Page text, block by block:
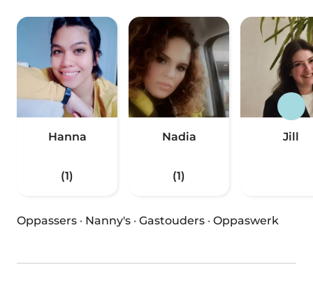
Hanna
(1)
Nadia
(1)
Jill
Oppassers · Nanny's · Gastouders · Oppaswerk